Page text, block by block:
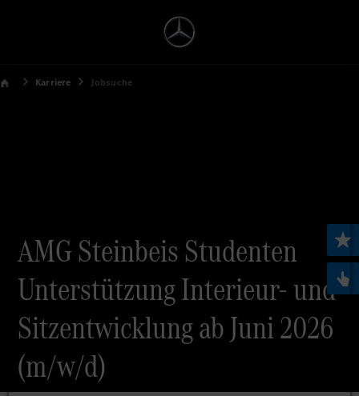
Karriere Jobsuche
AMG Steinbeis Studenten
Unterstützung Interieur- und
Sitzentwicklung ab Juni 2026
(m/w/d)